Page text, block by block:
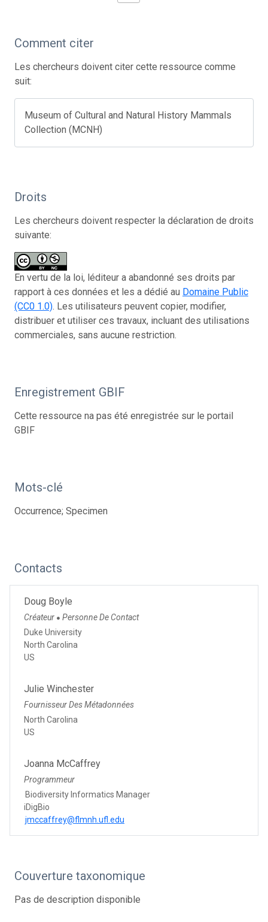
Comment citer
Les chercheurs doivent citer cette ressource comme
suit:
Museum of Cultural and Natural History Mammals
Collection (MCNH)
Droits
Les chercheurs doivent respecter la déclaration de droits
suivante:
En vertu de la loi, léditeur a abandonné ses droits par
rapport à ces données et les a dédié au Domaine Public
(CC0 1.0). Les utilisateurs peuvent copier, modifier,
distribuer et utiliser ces travaux, incluant des utilisations
commerciales, sans aucune restriction.
Enregistrement GBIF
Cette ressource na pas été enregistrée sur le portail
GBIF
Mots-clé
Occurrence; Specimen
Contacts
Doug Boyle
Créateur ● Personne De Contact
Duke University
North Carolina
US
Julie Winchester
Fournisseur Des Métadonnées
North Carolina
US
Joanna McCaffrey
Programmeur
Biodiversity Informatics Manager
iDigBio
jmccaffrey@flmnh.ufl.edu
Couverture taxonomique
Pas de description disponible